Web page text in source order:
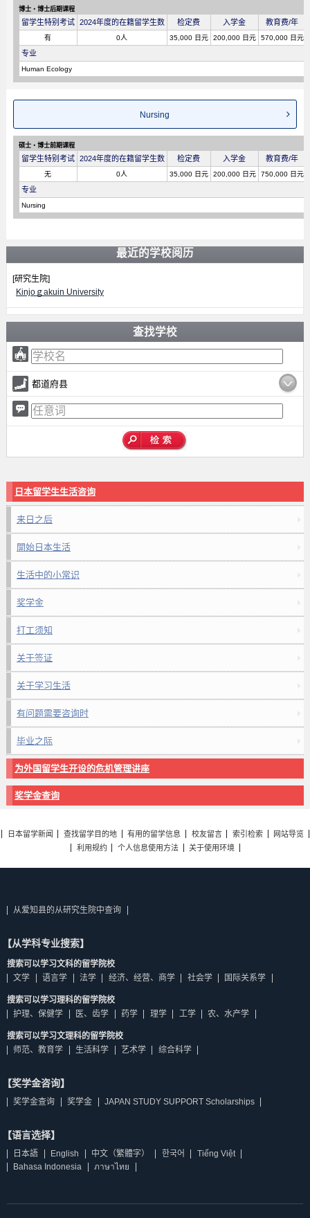
博士・博士后期课程
留学生特别考试 2024年度的在籍留学生数 检定费 入学金 教育费/年
有 0人 35,000 日元 200,000 日元 570,000 日元
专业
Human Ecology
Nursing
硕士・博士前期课程
留学生特别考试 2024年度的在籍留学生数 检定费 入学金 教育费/年
无 0人 35,000 日元 200,000 日元 750,000 日元
专业
Nursing
最近的学校阅历
[研究生院]
Kinjoｇakuin University
查找学校
都道府县
日本留学生生活咨询
来日之后
開始日本生活
生活中的小常识
奖学金
打工须知
关于签证
关于学习生活
有问题需要咨询时
毕业之际
为外国留学生开设的危机管理讲座
奖学金查询
日本留学新闻 查找留学目的地 有用的留学信息 校友留言 索引检索
网站导览
利用规约
个人信息使用方法 关于使用环境
从爱知县的从研究生院中查询
【从学科专业搜索】
搜索可以学习文科的留学院校
文学
语言学 法学 经济、经营、商学 社会学 国际关系学
搜索可以学习理科的留学院校
护理、保健学
医、齿学 药学 理学 工学 农、水产学
搜索可以学习文理科的留学院校
师范、教育学
生活科学 艺术学 综合科学
【奖学金咨询】
奖学金查询 奖学金 JAPAN STUDY SUPPORT Scholarships
【语言选择】
日本語 English 中文（繁體字） 한국어
Tiếng Việt
Bahasa Indonesia
ภาษาไทย